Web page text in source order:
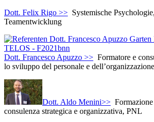
Dott. Felix Rigo >> Systemische
Teamentwicklung
Dott. Francesco Apuzzo >> Formatore e
lo sviluppo del personale e dell’organizzazione
Dott. Aldo Menini>>
consulenza strategica e organizzativa, PNL